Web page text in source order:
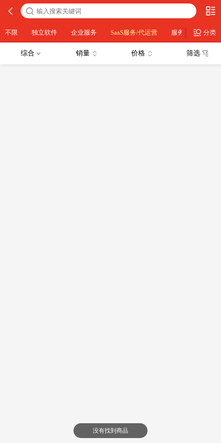
不限 独立软件 企业服务 SaaS服务/代运营 服务器运维 分类
综合 销量 价格 筛选
没有找到商品